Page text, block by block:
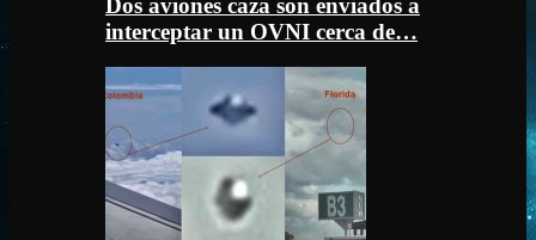
interceptar un OVNI cerca de…